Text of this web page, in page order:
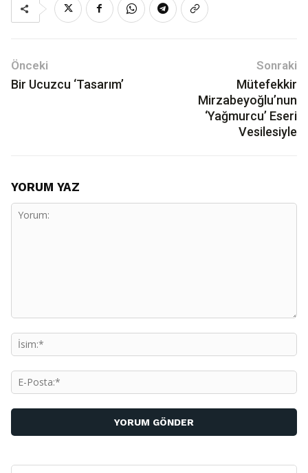
Önceki
Bir Ucuzcu ‘Tasarım’
Sonraki
Mütefekkir
Mirzabeyoğlu’nun
‘Yağmurcu’ Eseri
Vesilesiyle
YORUM YAZ